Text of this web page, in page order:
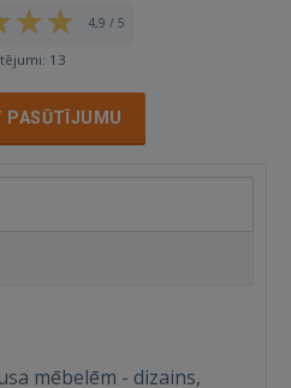
4,9 / 5
13
PASŪTĪJUMU
mēbelēm - dizains,